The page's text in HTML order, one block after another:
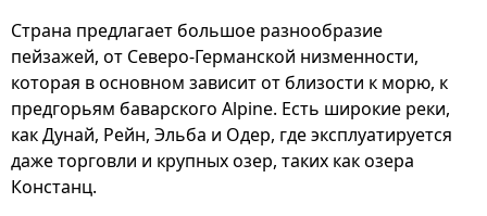
Страна предлагает большое разнообразие
пейзажей, от Северо-Германской низменности,
которая в основном зависит от близости к морю, к
предгорьям баварского Alpine. Есть широкие реки,
как Дунай, Рейн, Эльба и Одер, где эксплуатируется
даже торговли и крупных озер, таких как озера
Констанц.